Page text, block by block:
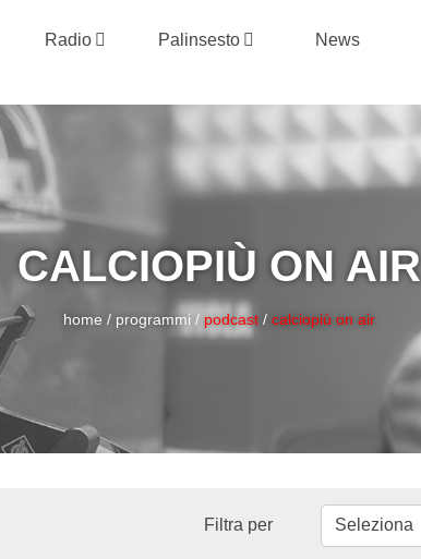
Radio Palinsesto News
CALCIOPIÙ ON AIR
home / programmi / podcast / calciopiù on air
Filtra per